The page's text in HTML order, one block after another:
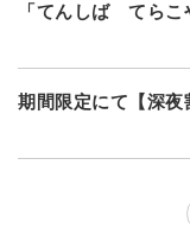
「てんしば てら
期間限定にて【深夜